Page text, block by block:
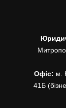
Офіс: м.
41Б